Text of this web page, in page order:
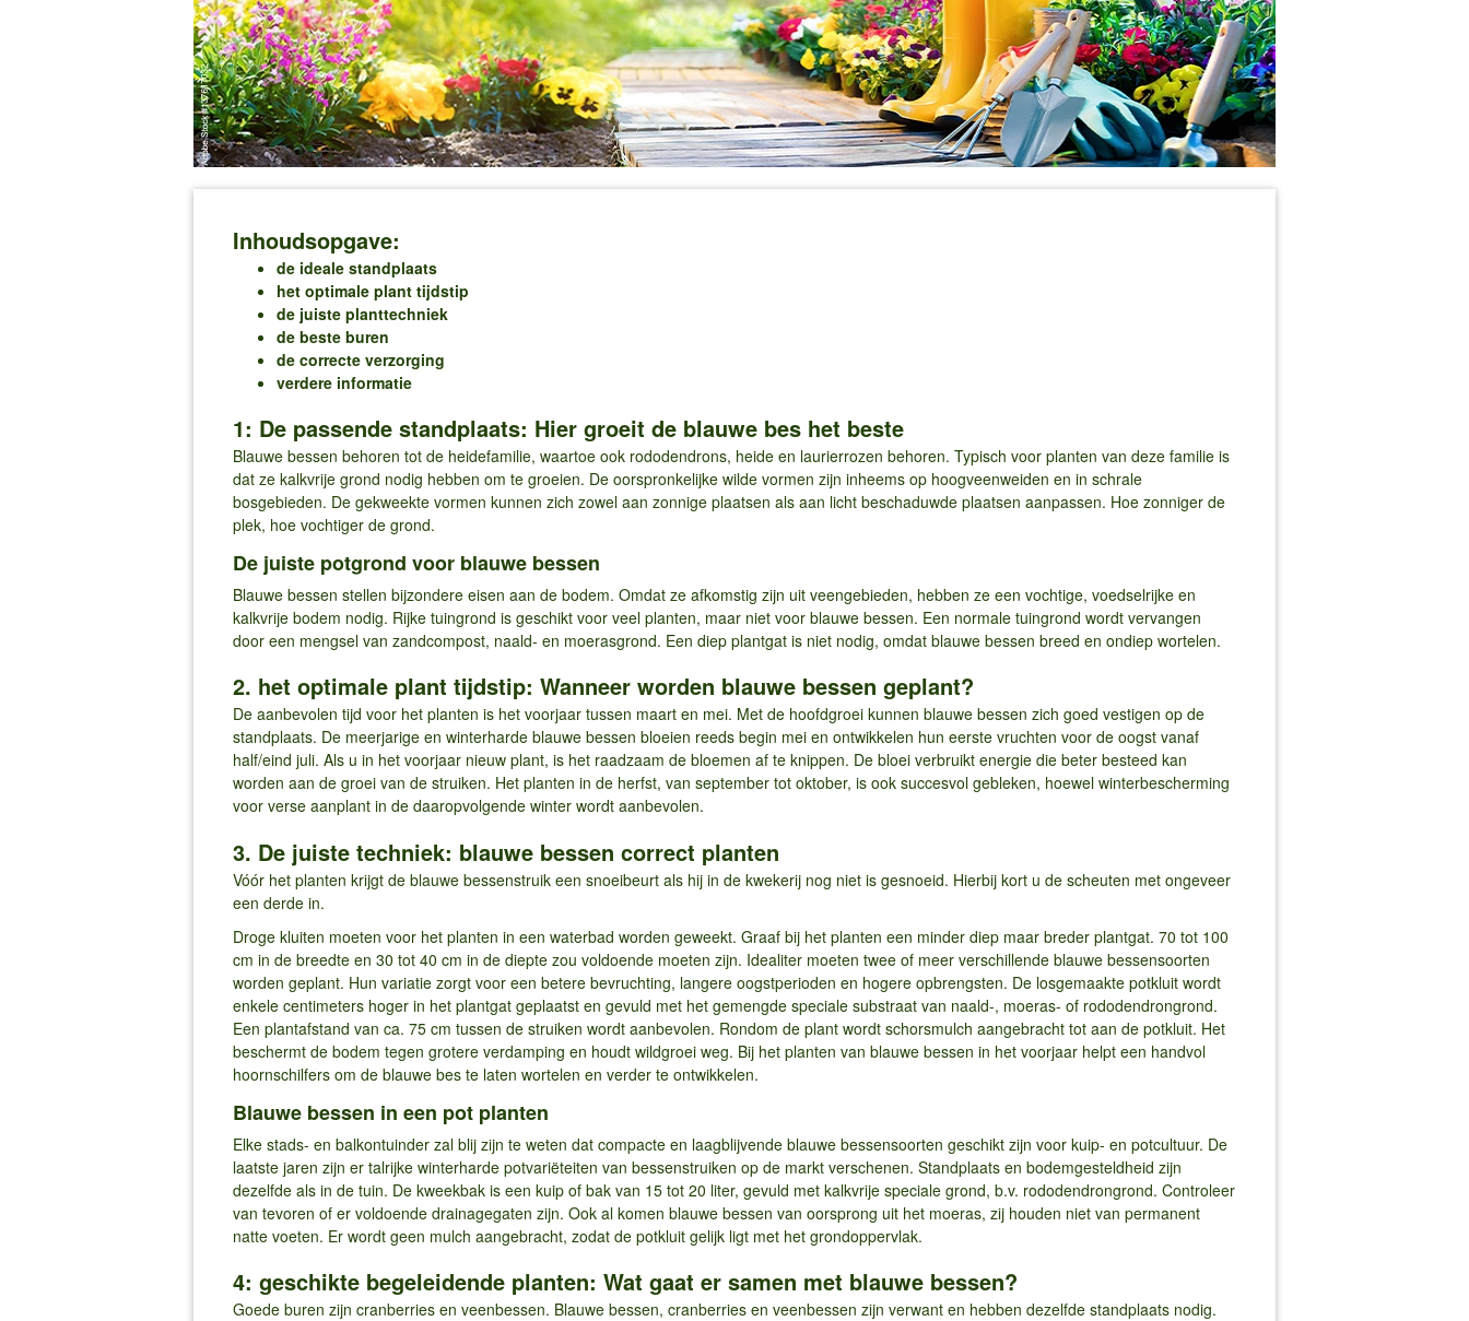
Inhoudsopgave:
de ideale standplaats
het optimale plant tijdstip
de juiste planttechniek
de beste buren
de correcte verzorging
verdere informatie
1: De passende standplaats: Hier groeit de blauwe bes het beste
Blauwe bessen behoren tot de heidefamilie, waartoe ook rododendrons, heide en laurierrozen behoren. Typisch voor planten van deze familie is
dat ze kalkvrije grond nodig hebben om te groeien. De oorspronkelijke wilde vormen zijn inheems op hoogveenweiden en in schrale
bosgebieden. De gekweekte vormen kunnen zich zowel aan zonnige plaatsen als aan licht beschaduwde plaatsen aanpassen. Hoe zonniger de
plek, hoe vochtiger de grond.
De juiste potgrond voor blauwe bessen
Blauwe bessen stellen bijzondere eisen aan de bodem. Omdat ze afkomstig zijn uit veengebieden, hebben ze een vochtige, voedselrijke en
kalkvrije bodem nodig. Rijke tuingrond is geschikt voor veel planten, maar niet voor blauwe bessen. Een normale tuingrond wordt vervangen
door een mengsel van zandcompost, naald- en moerasgrond. Een diep plantgat is niet nodig, omdat blauwe bessen breed en ondiep wortelen.
2. het optimale plant tijdstip: Wanneer worden blauwe bessen geplant?
De aanbevolen tijd voor het planten is het voorjaar tussen maart en mei. Met de hoofdgroei kunnen blauwe bessen zich goed vestigen op de
standplaats. De meerjarige en winterharde blauwe bessen bloeien reeds begin mei en ontwikkelen hun eerste vruchten voor de oogst vanaf
half/eind juli. Als u in het voorjaar nieuw plant, is het raadzaam de bloemen af te knippen. De bloei verbruikt energie die beter besteed kan
worden aan de groei van de struiken. Het planten in de herfst, van september tot oktober, is ook succesvol gebleken, hoewel winterbescherming
voor verse aanplant in de daaropvolgende winter wordt aanbevolen.
3. De juiste techniek: blauwe bessen correct planten
Vóór het planten krijgt de blauwe bessenstruik een snoeibeurt als hij in de kwekerij nog niet is gesnoeid. Hierbij kort u de scheuten met ongeveer
een derde in.
Droge kluiten moeten voor het planten in een waterbad worden geweekt. Graaf bij het planten een minder diep maar breder plantgat. 70 tot 100
cm in de breedte en 30 tot 40 cm in de diepte zou voldoende moeten zijn. Idealiter moeten twee of meer verschillende blauwe bessensoorten
worden geplant. Hun variatie zorgt voor een betere bevruchting, langere oogstperioden en hogere opbrengsten. De losgemaakte potkluit wordt
enkele centimeters hoger in het plantgat geplaatst en gevuld met het gemengde speciale substraat van naald-, moeras- of rododendrongrond.
Een plantafstand van ca. 75 cm tussen de struiken wordt aanbevolen. Rondom de plant wordt schorsmulch aangebracht tot aan de potkluit. Het
beschermt de bodem tegen grotere verdamping en houdt wildgroei weg. Bij het planten van blauwe bessen in het voorjaar helpt een handvol
hoornschilfers om de blauwe bes te laten wortelen en verder te ontwikkelen.
Blauwe bessen in een pot planten
Elke stads- en balkontuinder zal blij zijn te weten dat compacte en laagblijvende blauwe bessensoorten geschikt zijn voor kuip- en potcultuur. De
laatste jaren zijn er talrijke winterharde potvariëteiten van bessenstruiken op de markt verschenen. Standplaats en bodemgesteldheid zijn
dezelfde als in de tuin. De kweekbak is een kuip of bak van 15 tot 20 liter, gevuld met kalkvrije speciale grond, b.v. rododendrongrond. Controleer
van tevoren of er voldoende drainagegaten zijn. Ook al komen blauwe bessen van oorsprong uit het moeras, zij houden niet van permanent
natte voeten. Er wordt geen mulch aangebracht, zodat de potkluit gelijk ligt met het grondoppervlak.
4: geschikte begeleidende planten: Wat gaat er samen met blauwe bessen?
Goede buren zijn cranberries en veenbessen. Blauwe bessen, cranberries en veenbessen zijn verwant en hebben dezelfde standplaats nodig.